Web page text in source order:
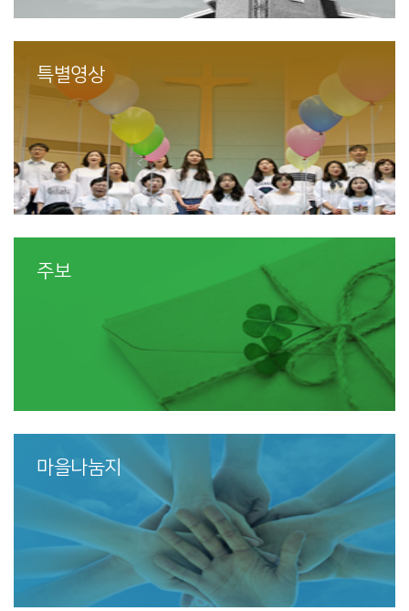
특별영상
주보
마을나눔지